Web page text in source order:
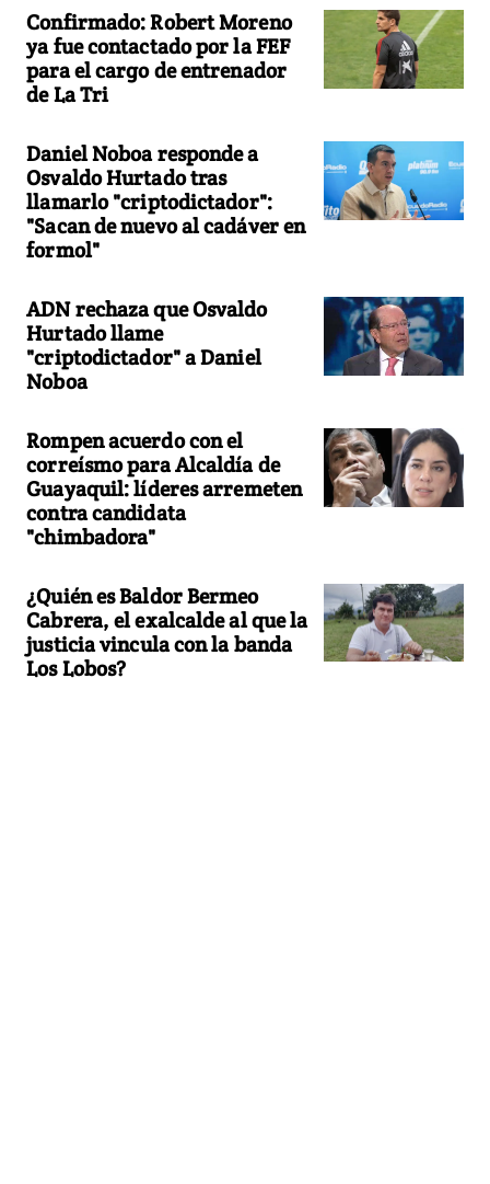
Confirmado: Robert Moreno
ya fue contactado por la FEF
para el cargo de entrenador
de La Tri
Daniel Noboa responde a
Osvaldo Hurtado tras
llamarlo "criptodictador":
"Sacan de nuevo al cadáver en
formol"
ADN rechaza que Osvaldo
Hurtado llame
"criptodictador" a Daniel
Noboa
Rompen acuerdo con el
correísmo para Alcaldía de
Guayaquil: líderes arremeten
contra candidata
"chimbadora"
¿Quién es Baldor Bermeo
Cabrera, el exalcalde al que la
justicia vincula con la banda
Los Lobos?